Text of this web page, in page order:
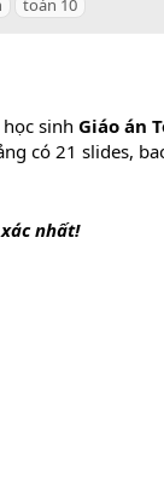
toán 10
sinh Giáo án
có 21 slides,
nhất!